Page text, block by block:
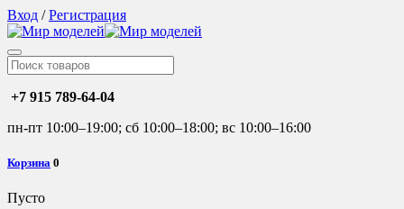
Вход /Регистрация
+7 915 789-64-04
пн-пт 10:00–19:00; сб 10:00–18:00; вс 10:00–16:00
Корзина 0
Пусто